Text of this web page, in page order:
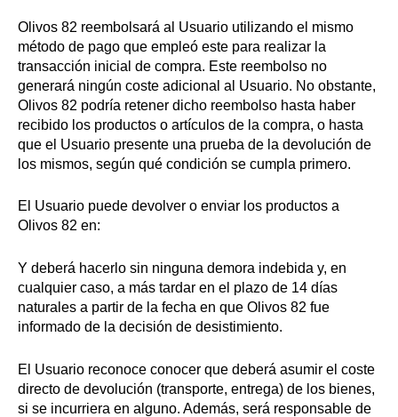
Olivos 82 reembolsará al Usuario utilizando el mismo
método de pago que empleó este para realizar la
transacción inicial de compra. Este reembolso no
generará ningún coste adicional al Usuario. No obstante,
Olivos 82 podría retener dicho reembolso hasta haber
recibido los productos o artículos de la compra, o hasta
que el Usuario presente una prueba de la devolución de
los mismos, según qué condición se cumpla primero.
El Usuario puede devolver o enviar los productos a
Olivos 82 en:
Y deberá hacerlo sin ninguna demora indebida y, en
cualquier caso, a más tardar en el plazo de 14 días
naturales a partir de la fecha en que Olivos 82 fue
informado de la decisión de desistimiento.
El Usuario reconoce conocer que deberá asumir el coste
directo de devolución (transporte, entrega) de los bienes,
si se incurriera en alguno. Además, será responsable de